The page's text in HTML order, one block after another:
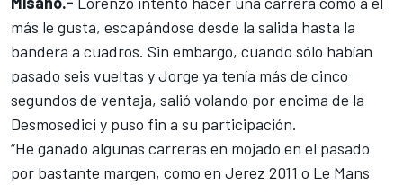
más le gusta, escapándose desde la salida hasta la
bandera a cuadros. Sin embargo, cuando sólo habían
pasado seis vueltas y Jorge ya tenía más de cinco
segundos de ventaja, salió volando por encima de la
Desmosedici y puso fin a su participación.
“He ganado algunas carreras en mojado en el pasado
por bastante margen, como en Jerez 2011 o Le Mans